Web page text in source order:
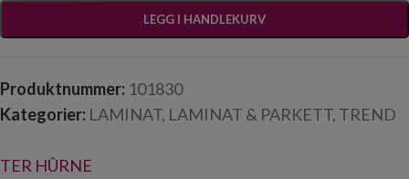
LEGG I HANDLEKURV
Produktnummer: 101830
Kategorier: LAMINAT, LAMINAT & PARKETT, TREND
TER HÛRNE